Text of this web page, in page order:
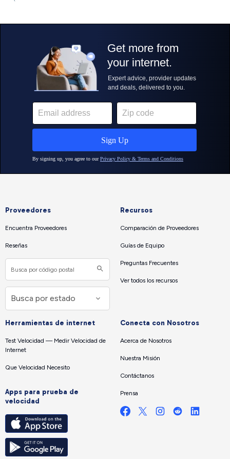
Proveedores
Encuentra Proveedores
Reseñas
Recursos
Comparación de Proveedores
Guías de Equipo
Preguntas Frecuentes
Ver todos los recursos
Herramientas de internet
Test Velocidad — Medir Velocidad de
Internet
Que Velocidad Necesito
Apps para prueba de
velocidad
Conecta con Nosotros
Acerca de Nosotros
Nuestra Misión
Contáctanos
Prensa